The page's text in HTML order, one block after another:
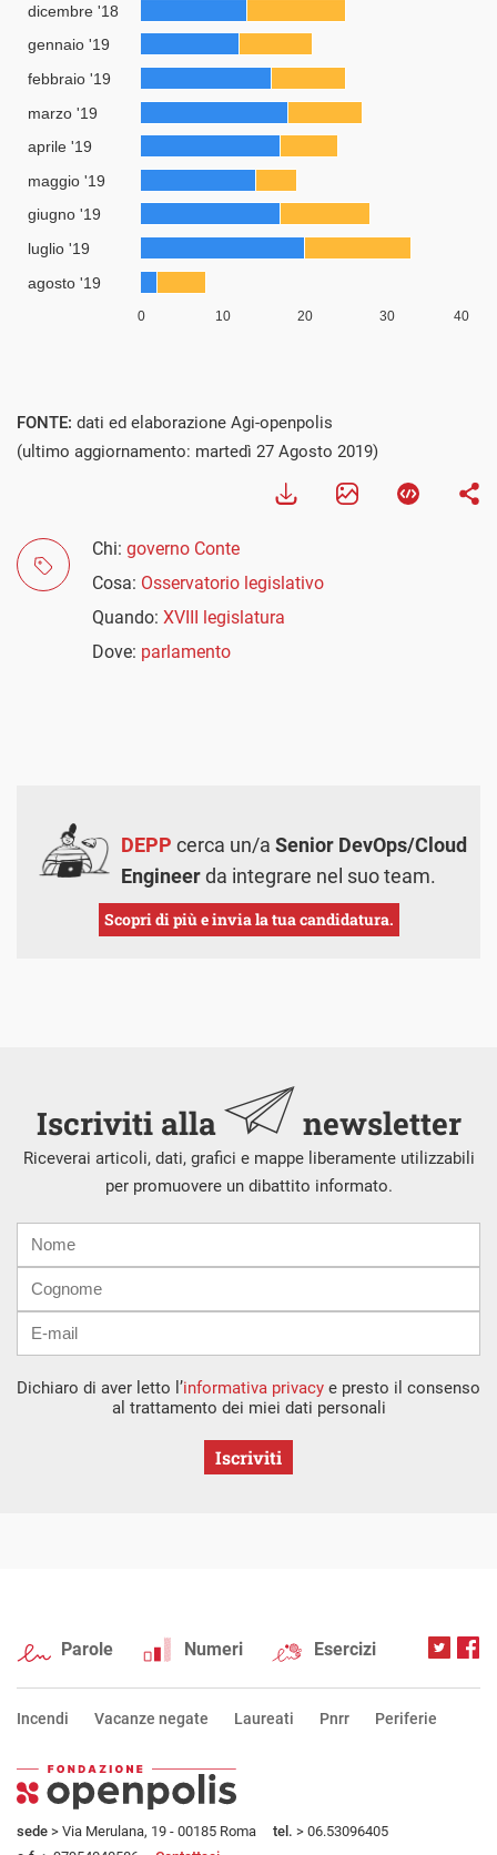
FONTE: dati ed elaborazione Agi-openpolis
(ultimo aggiornamento: martedì 27 Agosto 2019)
Chi: governo Conte
Cosa: Osservatorio legislativo
Quando: XVIII legislatura
Dove: parlamento
DEPP cerca un/a Senior DevOps/Cloud
Engineerda integrare nel suo team.
Scopri di più e invia la tua candidatura.
Iscriviti alla newsletter
Riceverai articoli, dati, grafici e mappe liberamente utilizzabili
per promuovere un dibattito informato.
mail
Dichiaro di aver letto l’informativa privacy e presto il consenso
al trattamento dei miei dati personali
Iscriviti
Parole Numeri Esercizi
Incendi Vacanze negate Laureati Pnrr Periferie
sede > Via Merulana, 19 - 00185 Roma tel. > 06.53096405